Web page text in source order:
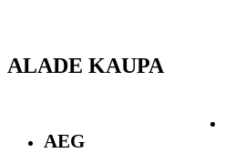
ALADE KAUPA
AEG